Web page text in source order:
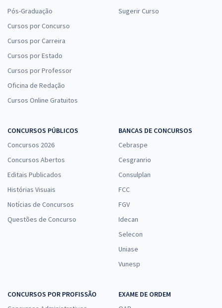
Pós-Graduação
Cursos por Concurso
Cursos por Carreira
Cursos por Estado
Cursos por Professor
Oficina de Redação
Cursos Online Gratuitos
Sugerir Curso
CONCURSOS PÚBLICOS
Concursos 2026
Concursos Abertos
Editais Publicados
Histórias Visuais
Notícias de Concursos
Questões de Concurso
BANCAS DE CONCURSOS
Cebraspe
Cesgranrio
Consulplan
FCC
FGV
Idecan
Selecon
Uniase
Vunesp
CONCURSOS POR PROFISSÃO
EXAME DE ORDEM